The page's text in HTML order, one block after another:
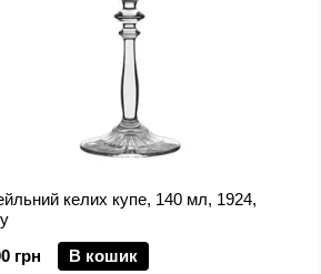
келих купе, 140 мл, 1924,
грн
В кошик